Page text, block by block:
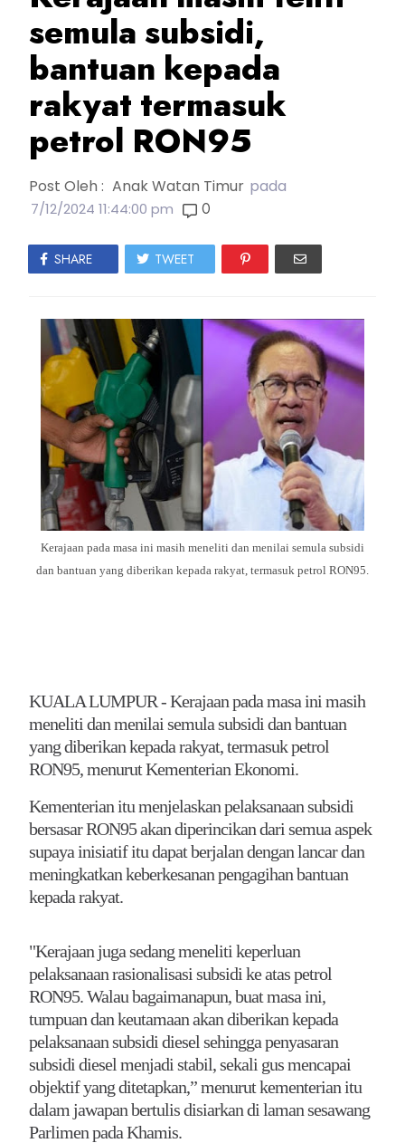
semula subsidi,
bantuan kepada
rakyat termasuk
petrol RON95
Post Oleh : Anak Watan Timur pada
7/12/2024 11:44:00 pm 0
SHARE TWEET
Kerajaan pada masa ini masih meneliti dan menilai semula subsidi
dan bantuan yang diberikan kepada rakyat, termasuk petrol RON95.
KUALA LUMPUR - Kerajaan pada masa ini masih
meneliti dan menilai semula subsidi dan bantuan
yang diberikan kepada rakyat, termasuk petrol
RON95, menurut Kementerian Ekonomi.
Kementerian itu menjelaskan pelaksanaan subsidi
bersasar RON95 akan diperincikan dari semua aspek
supaya inisiatif itu dapat berjalan dengan lancar dan
meningkatkan keberkesanan pengagihan bantuan
kepada rakyat.
"Kerajaan juga sedang meneliti keperluan
pelaksanaan rasionalisasi subsidi ke atas petrol
RON95. Walau bagaimanapun, buat masa ini,
tumpuan dan keutamaan akan diberikan kepada
pelaksanaan subsidi diesel sehingga penyasaran
subsidi diesel menjadi stabil, sekali gus mencapai
objektif yang ditetapkan,” menurut kementerian itu
dalam jawapan bertulis disiarkan di laman sesawang
Parlimen pada Khamis.